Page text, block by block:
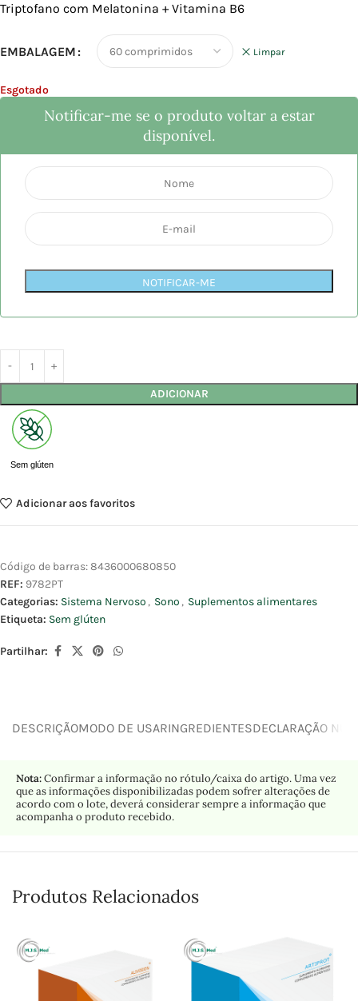
Triptofano com Melatonina + Vitamina B6
EMBALAGEM Limpar
Esgotado
Notificar-me se o produto voltar a estar
disponível.
NOTIFICAR-ME
ADICIONAR
Sem glúten
Adicionar aos favoritos
Código de barras:8436000680850
REF: 9782PT
Categorias: Sistema Nervoso , Sono , Suplementos alimentares
Etiqueta: Sem glúten
Partilhar:
DESCRIÇÃOMODO DE USARINGREDIENTESDECLARAÇÃO
Nota:Confirmar a informação no rótulo/caixa do artigo. Uma vez
que as informações disponibilizadas podem sofrer alterações de
acordo com o lote, deverá considerar sempre a informação que
acompanha o produto recebido.
Produtos Relacionados